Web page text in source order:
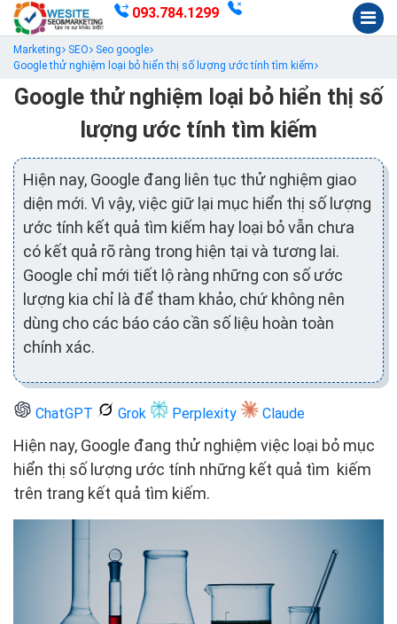
093.784.1299
Marketing SEO
Seo google
Google thử nghiệm loại bỏ hiển thị số lượng ước tính tìm kiếm
Google thử nghiệm loại bỏ hiển thị số
lượng ước tính tìm kiếm
Hiện nay, Google đang liên tục thử nghiệm giao
diện mới. Vì vậy, việc giữ lại mục hiển thị số lượng
ước tính kết quả tìm kiếm hay loại bỏ vẫn chưa
có kết quả rõ ràng trong hiện tại và tương lai.
Google chỉ mới tiết lộ ràng những con số ước
lượng kia chỉ là để tham khảo, chứ không nên
dùng cho các báo cáo cần số liệu hoàn toàn
chính xác.
ChatGPT Grok Perplexity Claude
Hiện nay, Google đang thử nghiệm việc loại bỏ mục
hiển thị số lượng ước tính những kết quả tìm kiếm
trên trang kết quả tìm kiếm.